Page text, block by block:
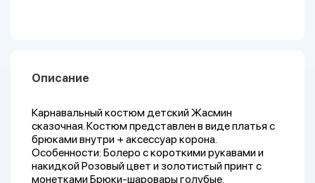
Описание
Карнавальный костюм детский Жасмин
сказочная. Костюм представлен в виде платья с
брюками внутри + аксессуар корона.
Особенности: Болеро с короткими рукавами и
накидкой Розовый цвет и золотистый принт с
монетками Брюки-шаровары голубые.